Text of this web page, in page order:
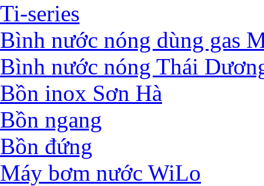
Ti-series
Bình nước nóng dùng gas
Bình nước nóng Thái
Bồn inox Sơn Hà
Bồn ngang
Bồn đứng
Máy bơm nước WiLo